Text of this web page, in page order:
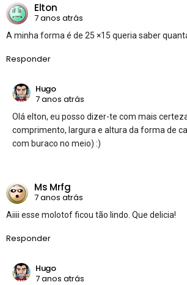
Elton
7 anos atrás
A minha forma é de 25 ×15 queria saber
Responder
Hugo
7 anos atrás
Olá elton, eu posso dizer-te com mais
comprimento, largura e altura da forma de
com buraco no meio) :)
Ms Mrfg
7 anos atrás
Aiiii esse molotof ficou tão lindo. Que delicia!
Responder
Hugo
7 anos atrás